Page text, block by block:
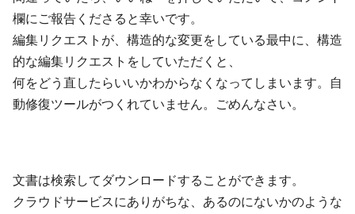
欄にご報告くださると幸いです。
編集リクエストが、構造的な変更をしている最中に、構造
的な編集リクエストをしていただくと、
何をどう直したらいいかわからなくなってしまいます。自
動修復ツールがつくれていません。ごめんなさい。
文書は検索してダウンロードすることができます。
クラウドサービスにありがちな、あるのにないかのような